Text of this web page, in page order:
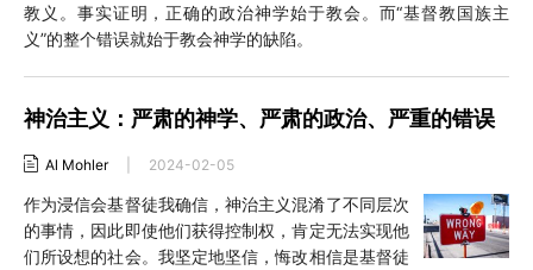
教义。事实证明，正确的政治神学始于教会。而“基督教国族主
义”的整个错误就始于教会神学的缺陷。
神治主义：严肃的神学、严肃的政治、严重的错误
Al Mohler 2024-02-05
作为浸信会基督徒我确信，神治主义混淆了不同层次
的事情，因此即使他们获得控制权，肯定无法实现他
们所设想的社会。我坚定地坚信，悔改相信是基督徒